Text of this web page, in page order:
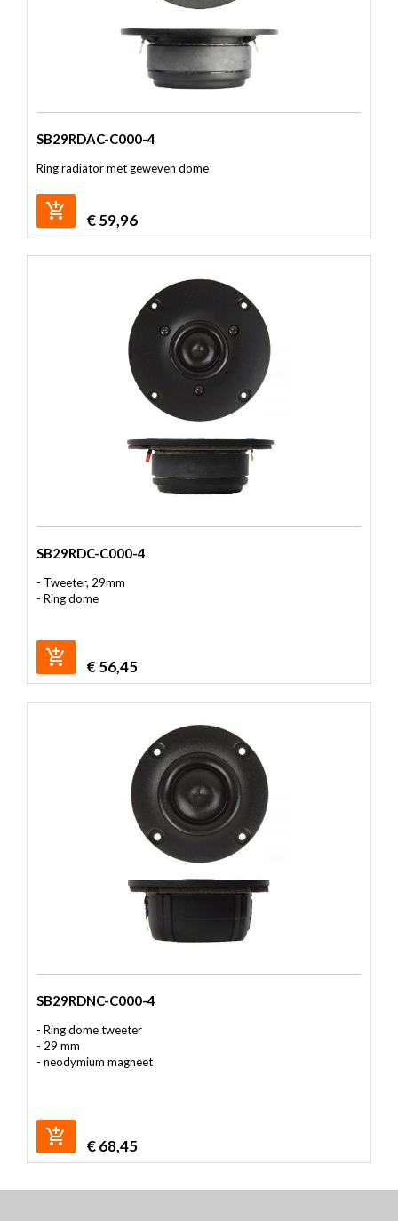
SB29RDAC-C000-4
Ring radiator met geweven dome
€59,96
SB29RDC-C000-4
- Tweeter, 29mm
- Ring dome
€56,45
SB29RDNC-C000-4
- Ring dome tweeter
- 29 mm
- neodymium magneet
€68,45